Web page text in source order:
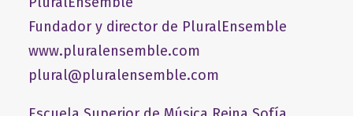
Fundador y director de PluralEnsemble
www.pluralensemble.com
plural@pluralensemble.com